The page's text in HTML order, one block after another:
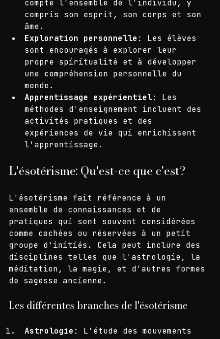
Holisme
: L'éducation doit prendre en
compte l'ensemble de l'individu, y
compris son esprit, son corps et son
âme.
Exploration personnelle: Les élèves
sont encouragés à explorer leur
propre spiritualité et à développer
une compréhension personnelle du
monde.
Apprentissage expérientiel: Les
méthodes d'enseignement incluent des
activités pratiques et des
expériences de vie qui enrichissent
L'ésotérisme fait référence à un
ensemble de connaissances et de
pratiques qui sont souvent considérées
comme cachées ou réservées à un petit
groupe d'initiés. Cela peut inclure des
disciplines telles que l'astrologie, la
méditation, la magie, et d'autres formes